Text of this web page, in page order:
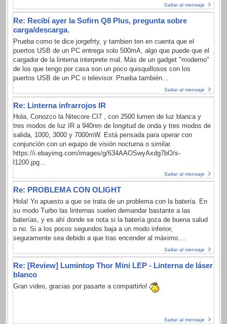
Saltar al mensaje
Re: Recibí ayer la Sofirn Q8 Plus, pregunta sobre
carga/descarga.
Prueba como te dice jorgefrty, y tambien ten en cuenta que el
puertos USB de un PC entrega solo 500mA, algo que puede que el
cargador de la linterna interprete mal. Más de un gadget "moderno"
de los que tengo por casa son un poco quisquillosos con los
puertos USB de un PC o televisor. Prueba también...
Saltar al mensaje
Re: Linterna infrarrojos IR
Hola, Conozco la Nitecore CI7 , con 2500 lumen de luz blanca y
tres modos de luz IR a 940nm de longitud de onda y tres modos de
salida, 1000, 3000 y 7000mW. Está pensada para operar con
conjunción con un equipo de visión nocturna o similar.
https://i.ebayimg.com/images/g/634AAOSwyAxdg7bO/s-
l1200.jpg...
Saltar al mensaje
Re: PROBLEMA CON OLIGHT
Hola! Yo apuesto a que se trata de un problema con la batería. En
su modo Turbo las linternas suelen demandar bastante a las
baterías, y es ahí donde se nota si la batería goza de buena salud
o no. Si a los pocos segundos baja a un modo inferior,
seguramente sea debido a que tras encender al máximo....
Saltar al mensaje
Re: [Review] Lumintop Thor Mini LEP - Linterna de láser
blanco
Gran video, gracias por pasarte a compartirlo!
Saltar al mensaje